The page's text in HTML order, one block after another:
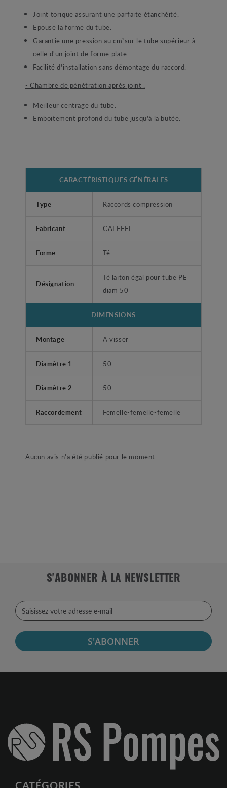
Joint torique assurant une parfaite étanchéité.
Epouse la forme du tube.
Garantie une pression au cm²sur le tube supérieur à
celle d'un joint de forme plate.
Facilité d'installation sans démontage du raccord.
- Chambre de pénétration après joint :
Meilleur centrage du tube.
Emboitement profond du tube jusqu'à la butée.
CARACTÉRISTIQUES GÉNÉRALES
Type Raccords compression
Fabricant CALEFFI
Forme Té
Désignation
Té laiton égal pour tube PE
diam 50
DIMENSIONS
Montage A visser
Diamètre 1 50
Diamètre 2 50
Raccordement Femelle-femelle-femelle
Aucun avis n'a été publié pour le moment.
S'ABONNER À LA NEWSLETTER
S'ABONNER